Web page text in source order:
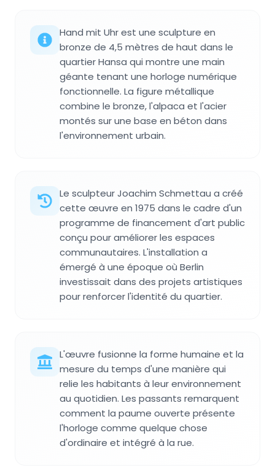
Hand mit Uhr est une sculpture en
bronze de 4,5 mètres de haut dans le
quartier Hansa qui montre une main
géante tenant une horloge numérique
fonctionnelle. La figure métallique
combine le bronze, l'alpaca et l'acier
montés sur une base en béton dans
l'environnement urbain.
Le sculpteur Joachim Schmettau a créé
cette œuvre en 1975 dans le cadre d'un
programme de financement d'art public
conçu pour améliorer les espaces
communautaires. L'installation a
émergé à une époque où Berlin
investissait dans des projets artistiques
pour renforcer l'identité du quartier.
L'œuvre fusionne la forme humaine et la
mesure du temps d'une manière qui
relie les habitants à leur environnement
au quotidien. Les passants remarquent
comment la paume ouverte présente
l'horloge comme quelque chose
d'ordinaire et intégré à la rue.